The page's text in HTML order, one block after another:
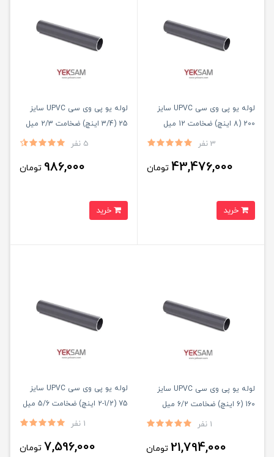
لوله یو پی وی سی UPVC سایز
200 (8 اینچ) ضخامت 12 میل
3 نفر
43,476,000 تومان
لوله یو پی وی سی UPVC سایز
25 (3/4 اینچ) ضخامت 2/3 میل
5 نفر
986,000 تومان
لوله یو پی وی سی UPVC سایز
160 (6 اینچ) ضخامت 6/2 میل
1 نفر
21,794,000 تومان
لوله یو پی وی سی UPVC سایز
75 (1/2-2 اینچ) ضخامت 5/6 میل
1 نفر
7,596,000 تومان